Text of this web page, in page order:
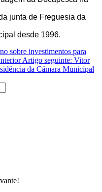
junta de Freguesia da
desde 1996.
sobre investimentos para
Artigo seguinte: Vitor
da Câmara Municipal